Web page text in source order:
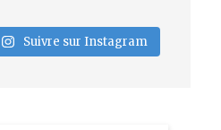
Suivre sur Instagram